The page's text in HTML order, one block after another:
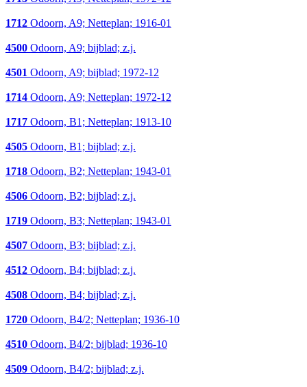
1712 Odoorn, A9; Netteplan; 1916-01
4500 Odoorn, A9; bijblad; z.j.
4501 Odoorn, A9; bijblad; 1972-12
1714 Odoorn, A9; Netteplan; 1972-12
1717 Odoorn, B1; Netteplan; 1913-10
4505 Odoorn, B1; bijblad; z.j.
1718 Odoorn, B2; Netteplan; 1943-01
4506 Odoorn, B2; bijblad; z.j.
1719 Odoorn, B3; Netteplan; 1943-01
4507 Odoorn, B3; bijblad; z.j.
4512 Odoorn, B4; bijblad; z.j.
4508 Odoorn, B4; bijblad; z.j.
1720 Odoorn, B4/2; Netteplan; 1936-10
4510 Odoorn, B4/2; bijblad; 1936-10
4509 Odoorn, B4/2; bijblad; z.j.